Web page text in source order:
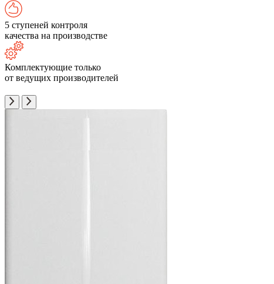
5 ступеней контроля
качества на производстве
Комплектующие только
от ведущих производителей